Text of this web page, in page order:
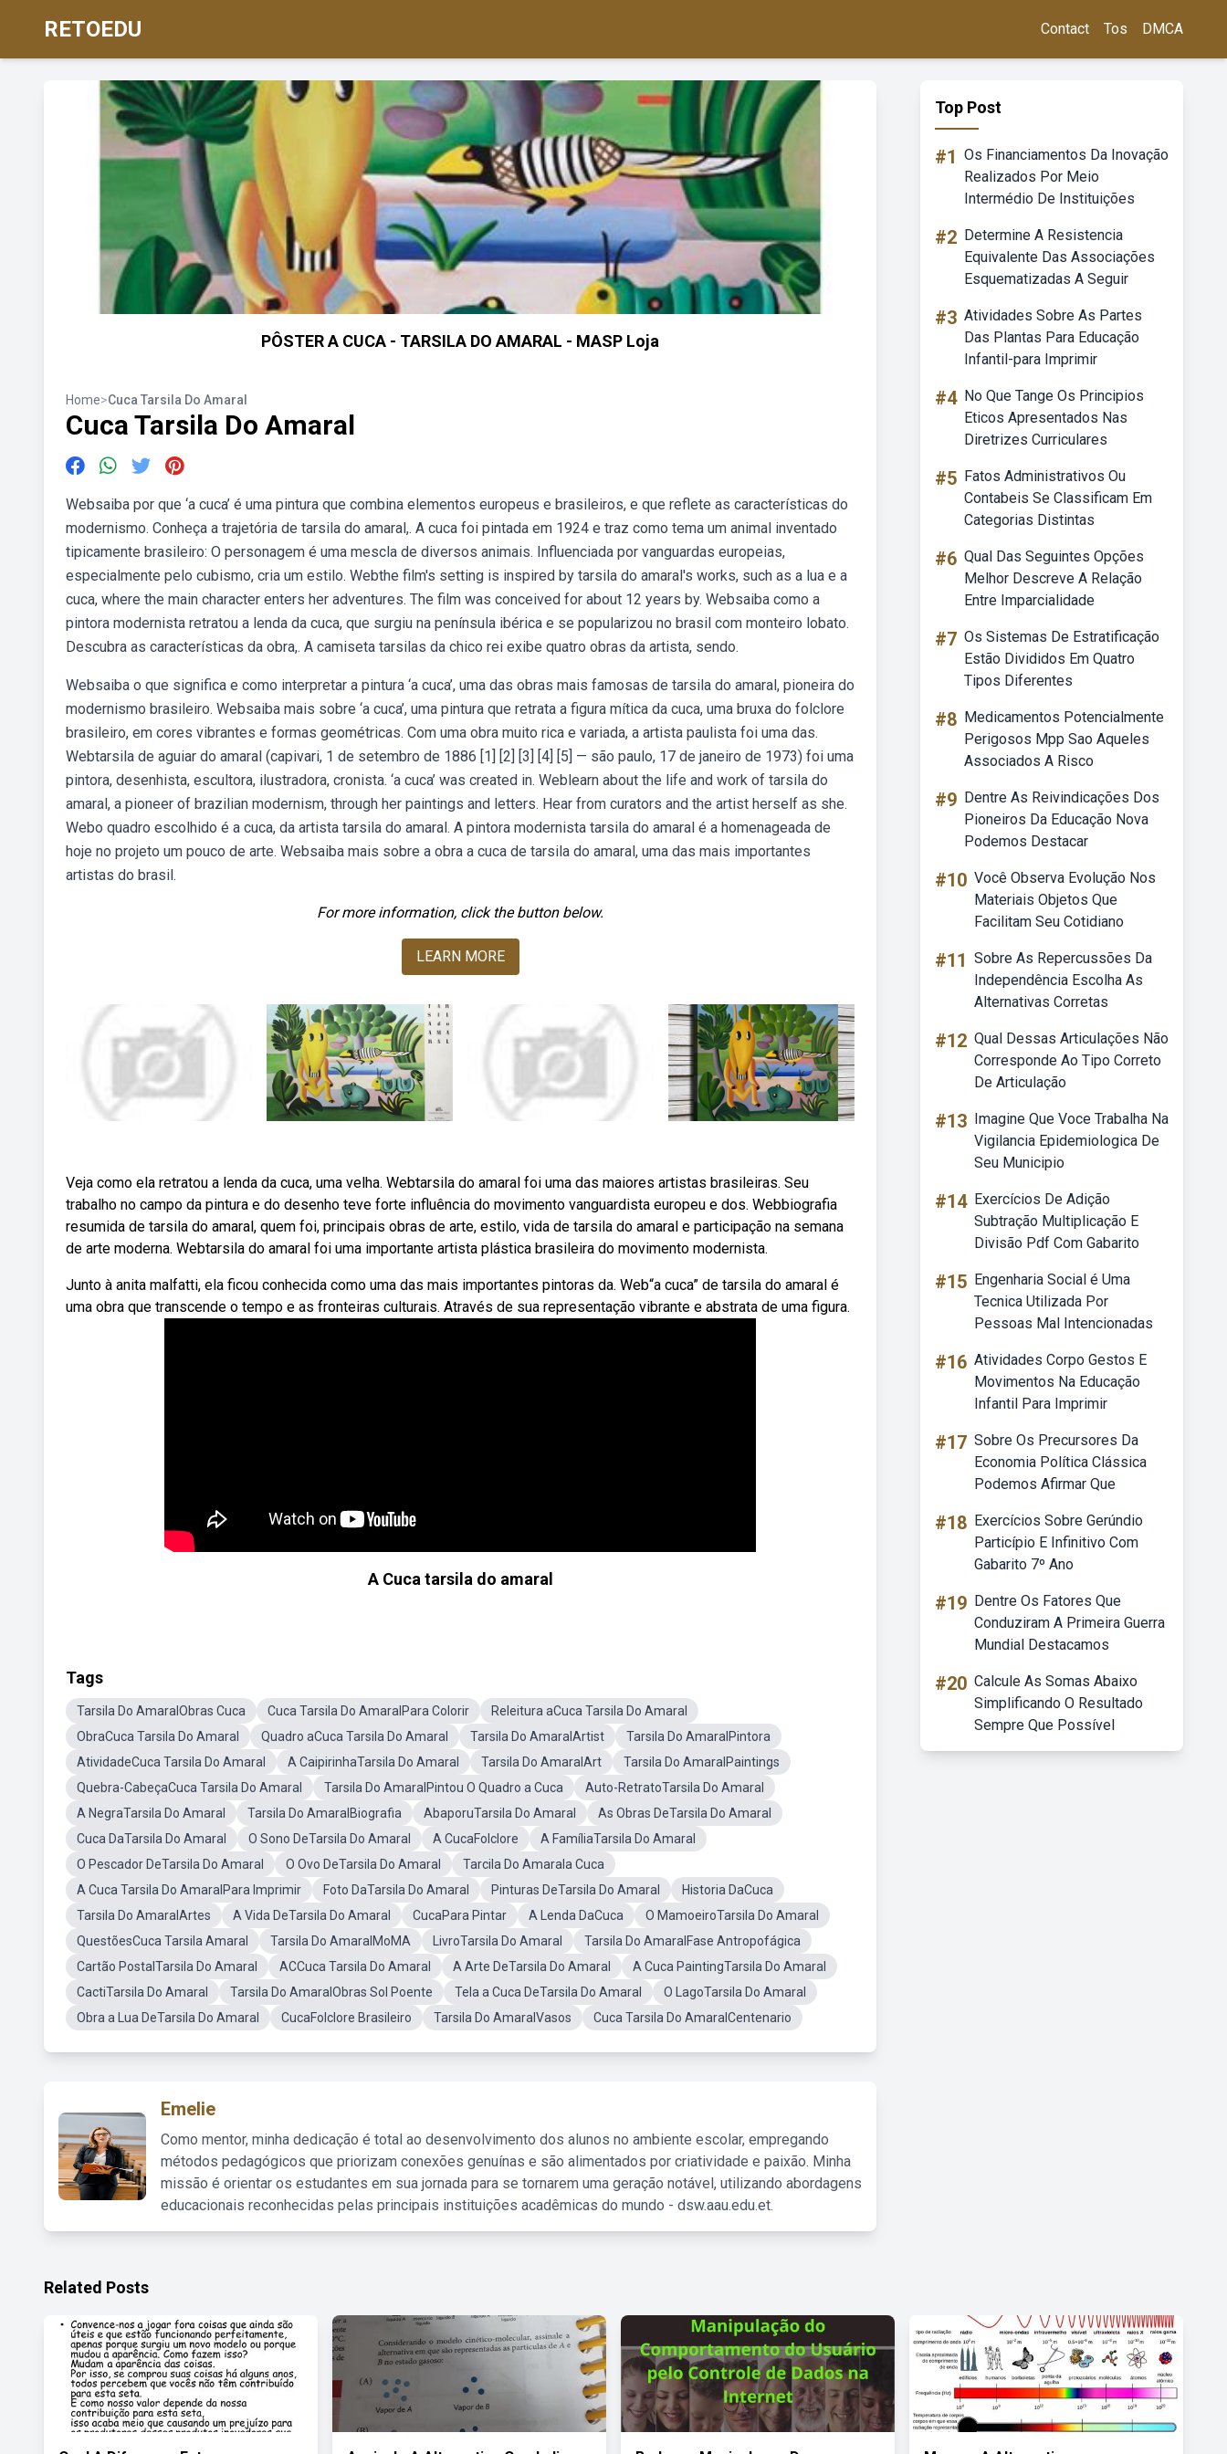
RETOEDU Contact Tos DMCA
PÔSTER A CUCA - TARSILA DO AMARAL - MASP Loja
Home>Cuca Tarsila Do Amaral
Cuca Tarsila Do Amaral
Websaiba por que ‘a cuca’ é uma pintura que combina elementos europeus e brasileiros, e que reflete as características do
modernismo. Conheça a trajetória de tarsila do amaral,. A cuca foi pintada em 1924 e traz como tema um animal inventado
tipicamente brasileiro: O personagem é uma mescla de diversos animais. Influenciada por vanguardas europeias,
especialmente pelo cubismo, cria um estilo. Webthe film's setting is inspired by tarsila do amaral's works, such as a lua e a
cuca, where the main character enters her adventures. The film was conceived for about 12 years by. Websaiba como a
pintora modernista retratou a lenda da cuca, que surgiu na península ibérica e se popularizou no brasil com monteiro lobato.
Descubra as características da obra,. A camiseta tarsilas da chico rei exibe quatro obras da artista, sendo.
Websaiba o que significa e como interpretar a pintura ‘a cuca’, uma das obras mais famosas de tarsila do amaral, pioneira do
modernismo brasileiro. Websaiba mais sobre ‘a cuca’, uma pintura que retrata a figura mítica da cuca, uma bruxa do folclore
brasileiro, em cores vibrantes e formas geométricas. Com uma obra muito rica e variada, a artista paulista foi uma das.
Webtarsila de aguiar do amaral (capivari, 1 de setembro de 1886 [1] [2] [3] [4] [5] — são paulo, 17 de janeiro de 1973) foi uma
pintora, desenhista, escultora, ilustradora, cronista. ‘a cuca’ was created in. Weblearn about the life and work of tarsila do
amaral, a pioneer of brazilian modernism, through her paintings and letters. Hear from curators and the artist herself as she.
Webo quadro escolhido é a cuca, da artista tarsila do amaral. A pintora modernista tarsila do amaral é a homenageada de
hoje no projeto um pouco de arte. Websaiba mais sobre a obra a cuca de tarsila do amaral, uma das mais importantes
artistas do brasil.
For more information, click the button below.
LEARN MORE
Veja como ela retratou a lenda da cuca, uma velha. Webtarsila do amaral foi uma das maiores artistas brasileiras. Seu
trabalho no campo da pintura e do desenho teve forte influência do movimento vanguardista europeu e dos. Webbiografia
resumida de tarsila do amaral, quem foi, principais obras de arte, estilo, vida de tarsila do amaral e participação na semana
de arte moderna. Webtarsila do amaral foi uma importante artista plástica brasileira do movimento modernista.
Junto à anita malfatti, ela ficou conhecida como uma das mais importantes pintoras da. Web“a cuca” de tarsila do amaral é
uma obra que transcende o tempo e as fronteiras culturais. Através de sua representação vibrante e abstrata de uma figura.
A Cuca tarsila do amaral
Tags
Tarsila Do AmaralObras Cuca Cuca Tarsila Do AmaralPara Colorir
Releitura aCuca Tarsila Do Amaral
ObraCuca Tarsila Do Amaral
Quadro aCuca Tarsila Do Amaral Tarsila Do AmaralArtist
Tarsila Do AmaralPintora
AtividadeCuca Tarsila Do Amaral
A CaipirinhaTarsila Do Amaral Tarsila Do AmaralArt
Tarsila Do AmaralPaintings
Quebra-CabeçaCuca Tarsila Do Amaral
Tarsila Do AmaralPintou O Quadro a Cuca
Auto-RetratoTarsila Do Amaral
A NegraTarsila Do Amaral
Tarsila Do AmaralBiografia AbaporuTarsila Do Amaral
As Obras DeTarsila Do Amaral
Cuca DaTarsila Do Amaral
O Sono DeTarsila Do Amaral A CucaFolclore
A FamíliaTarsila Do Amaral
O Pescador DeTarsila Do Amaral
O Ovo DeTarsila Do Amaral
Tarcila Do Amarala Cuca
A Cuca Tarsila Do AmaralPara Imprimir
Foto DaTarsila Do Amaral Pinturas DeTarsila Do Amaral
Historia DaCuca
Tarsila Do AmaralArtes
A Vida DeTarsila Do Amaral CucaPara Pintar A Lenda DaCuca
O MamoeiroTarsila Do Amaral
QuestõesCuca Tarsila Amaral
Tarsila Do AmaralMoMA LivroTarsila Do Amaral
Tarsila Do AmaralFase Antropofágica
Cartão PostalTarsila Do Amaral
ACCuca Tarsila Do Amaral A Arte DeTarsila Do Amaral
A Cuca PaintingTarsila Do Amaral
CactiTarsila Do Amaral
Tarsila Do AmaralObras Sol Poente Tela a Cuca DeTarsila Do Amaral
O LagoTarsila Do Amaral
Obra a Lua DeTarsila Do Amaral
CucaFolclore Brasileiro Tarsila Do AmaralVasos Cuca Tarsila Do AmaralCentenario
Emelie
Como mentor, minha dedicação é total ao desenvolvimento dos alunos no ambiente escolar, empregando
métodos pedagógicos que priorizam conexões genuínas e são alimentados por criatividade e paixão. Minha
missão é orientar os estudantes em sua jornada para se tornarem uma geração notável, utilizando abordagens
educacionais reconhecidas pelas principais instituições acadêmicas do mundo - dsw.aau.edu.et.
Top Post
#1 Os Financiamentos Da Inovação
Realizados Por Meio
Intermédio De Instituições
#2 Determine A Resistencia
Equivalente Das Associações
Esquematizadas A Seguir
#3 Atividades Sobre As Partes
Das Plantas Para Educação
Infantil-para Imprimir
#4 No Que Tange Os Principios
Eticos Apresentados Nas
Diretrizes Curriculares
#5 Fatos Administrativos Ou
Contabeis Se Classificam Em
Categorias Distintas
#6 Qual Das Seguintes Opções
Melhor Descreve A Relação
Entre Imparcialidade
#7 Os Sistemas De Estratificação
Estão Divididos Em Quatro
Tipos Diferentes
#8 Medicamentos Potencialmente
Perigosos Mpp Sao Aqueles
Associados A Risco
#9 Dentre As Reivindicações Dos
Pioneiros Da Educação Nova
Podemos Destacar
#10 Você Observa Evolução Nos
Materiais Objetos Que
Facilitam Seu Cotidiano
#11 Sobre As Repercussões Da
Independência Escolha As
Alternativas Corretas
#12 Qual Dessas Articulações Não
Corresponde Ao Tipo Correto
De Articulação
#13 Imagine Que Voce Trabalha Na
Vigilancia Epidemiologica De
Seu Municipio
#14 Exercícios De Adição
Subtração Multiplicação E
Divisão Pdf Com Gabarito
#15 Engenharia Social é Uma
Tecnica Utilizada Por
Pessoas Mal Intencionadas
#16 Atividades Corpo Gestos E
Movimentos Na Educação
Infantil Para Imprimir
#17 Sobre Os Precursores Da
Economia Política Clássica
Podemos Afirmar Que
#18 Exercícios Sobre Gerúndio
Particípio E Infinitivo Com
Gabarito 7º Ano
#19 Dentre Os Fatores Que
Conduziram A Primeira Guerra
Mundial Destacamos
#20 Calcule As Somas Abaixo
Simplificando O Resultado
Sempre Que Possível
Related Posts